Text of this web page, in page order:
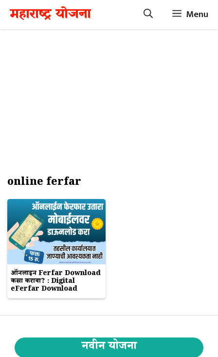
Skip
content
महाराष्ट्र योजना Menu
online ferfar
ऑनलाईन Ferfar Download
कसा करावा? : Digital
eFerfar Download
नवीन योजना